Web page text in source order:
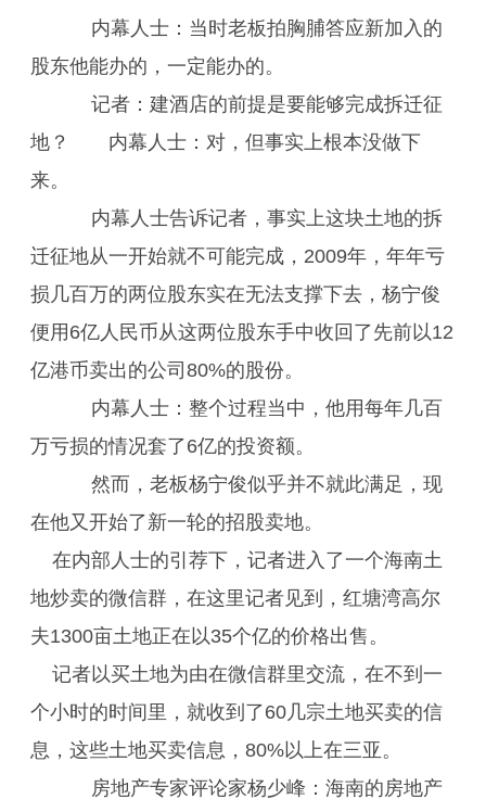
内幕人士：当时老板拍胸脯答应新加入的
股东他能办的，一定能办的。
记者：建酒店的前提是要能够完成拆迁征
地？ 内幕人士：对，但事实上根本没做下
来。
内幕人士告诉记者，事实上这块土地的拆
迁征地从一开始就不可能完成，2009年，年年亏
损几百万的两位股东实在无法支撑下去，杨宁俊
便用6亿人民币从这两位股东手中收回了先前以12
亿港币卖出的公司80%的股份。
内幕人士：整个过程当中，他用每年几百
万亏损的情况套了6亿的投资额。
然而，老板杨宁俊似乎并不就此满足，现
在他又开始了新一轮的招股卖地。
在内部人士的引荐下，记者进入了一个海南土
地炒卖的微信群，在这里记者见到，红塘湾高尔
夫1300亩土地正在以35个亿的价格出售。
记者以买土地为由在微信群里交流，在不到一
个小时的时间里，就收到了60几宗土地买卖的信
息，这些土地买卖信息，80%以上在三亚。
房地产专家评论家杨少峰：海南的房地产